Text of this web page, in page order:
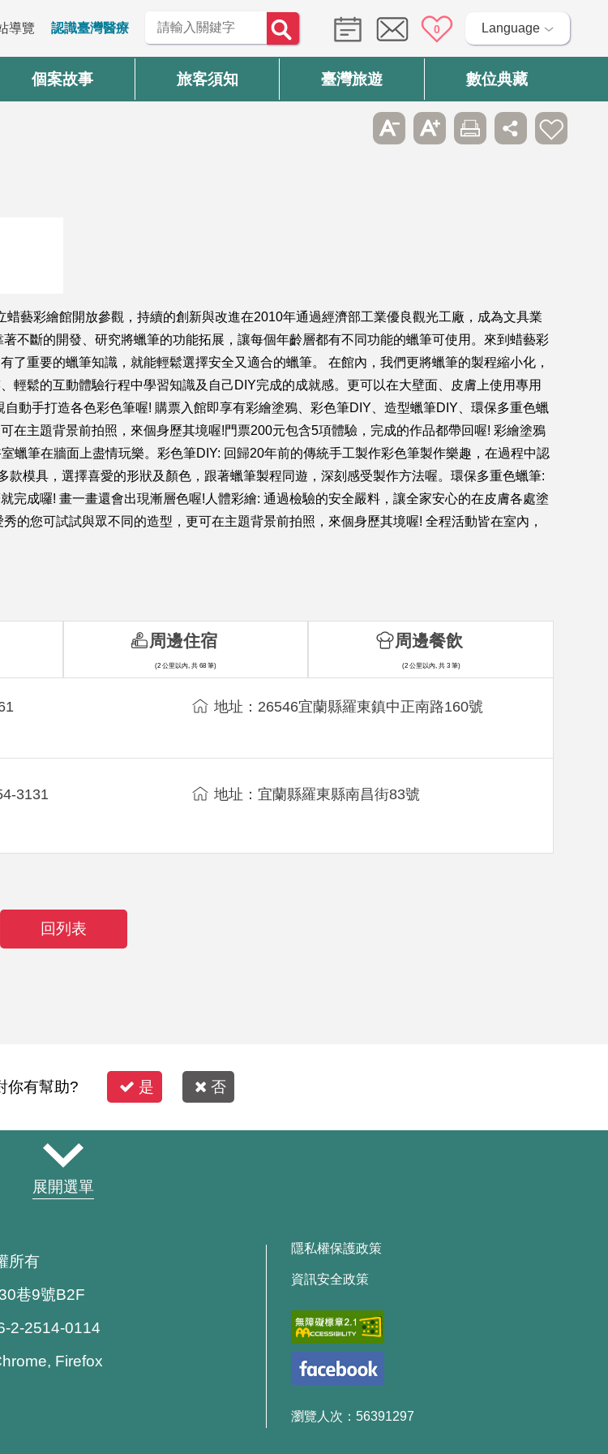
導覽 認識臺灣醫療 0 Language
個案故事 旅客須知 臺灣旅遊 數位典藏
藝彩繪館開放參觀，持續的創新與改進在2010年通過經濟部工業優良觀光工廠，成為文具業
不斷的開發、研究將蠟筆的功能拓展，讓每個年齡層都有不同功能的蠟筆可使用。來到蜡藝彩
重要的蠟筆知識，就能輕鬆選擇安全又適合的蠟筆。 在館內，我們更將蠟筆的製程縮小化，
鬆的互動體驗行程中學習知識及自己DIY完成的成就感。更可以在大壁面、皮膚上使用專用
動手打造各色彩色筆喔! 購票入館即享有彩繪塗鴉、彩色筆DIY、造型蠟筆DIY、環保多重色蠟
在主題背景前拍照，來個身歷其境喔!門票200元包含5項體驗，完成的作品都帶回喔! 彩繪塗鴉
蠟筆在牆面上盡情玩樂。彩色筆DIY: 回歸20年前的傳統手工製作彩色筆製作樂趣，在過程中認
模具，選擇喜愛的形狀及顏色，跟著蠟筆製程同遊，深刻感受製作方法喔。環保多重色蠟筆:
完成囉! 畫一畫還會出現漸層色喔!人體彩繪: 通過檢驗的安全嚴料，讓全家安心的在皮膚各處塗
的您可試試與眾不同的造型，更可在主題背景前拍照，來個身歷其境喔! 全程活動皆在室內，
地址：26546宜蘭縣羅東鎮中正南路160號
3131 地址：宜蘭縣羅東縣南昌街83號
周邊住宿
(2 公里以內, 共 68 筆)
周邊餐飲
(2 公里以內, 共 3 筆)
回列表
你有幫助? 是 否
展開選單
所有
巷9號B2F
2-2514-0114
Firefox
隱私權保護政策
資訊安全政策
瀏覽人次：56391297